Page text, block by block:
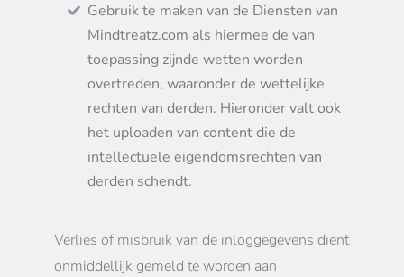
Gebruik te maken van de Diensten van
Mindtreatz.com als hiermee de van
toepassing zijnde wetten worden
overtreden, waaronder de wettelijke
rechten van derden. Hieronder valt ook
het uploaden van content die de
intellectuele eigendomsrechten van
derden schendt.
Verlies of misbruik van de inloggegevens dient
onmiddellijk gemeld te worden aan